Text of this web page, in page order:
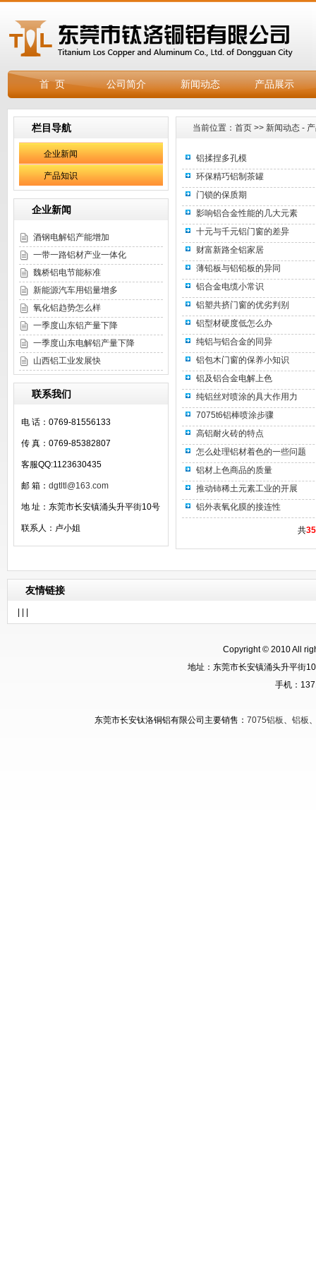
首 页 公司简介 新闻动态 产品展示
栏目导航
企业新闻
产品知识
企业新闻
酒钢电解铝产能增加
一带一路铝材产业一体化
魏桥铝电节能标准
新能源汽车用铝量增多
氧化铝趋势怎么样
一季度山东铝产量下降
一季度山东电解铝产量下降
山西铝工业发展快
联系我们
电 话：0769-81556133
传 真：0769-85382807
客服QQ:1123630435
邮 箱： dgtltl@163.com
地 址：东莞市长安镇涌头升平街10号
联系人：卢小姐
当前位置： 首页 >> 新闻动态 -
铝揉捏多孔模
环保精巧铝制茶罐
门锁的保质期
影响铝合金性能的几大元素
十元与千元铝门窗的差异
财富新路全铝家居
薄铅板与铝铅板的异同
铝合金电缆小常识
铝塑共挤门窗的优劣判别
铝型材硬度低怎么办
纯铝与铝合金的同异
铝包木门窗的保养小知识
铝及铝合金电解上色
纯铝丝对喷涂的具大作用力
7075t6铝棒喷涂步骤
高铝耐火砖的特点
怎么处理铝材着色的一些问题
铝材上色商品的质量
推动铈稀土元素工业的开展
铝外表氧化膜的接连性
共
友情链接
Copyright © 2010 All
地址：东莞市长安镇涌头升平街
手机：
东莞市长安钛洛铜铝有限公司主要销售： 7075铝板、 铝板